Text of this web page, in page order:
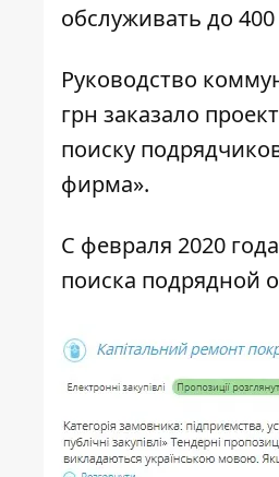
обслуживать до
Руководство
грн заказало
поиску
фирма».
С февраля 2020
поиска подрядной